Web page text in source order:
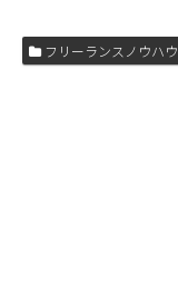
フリーランスノウハウ